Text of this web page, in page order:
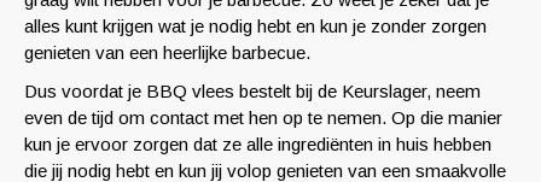
alles kunt krijgen wat je nodig hebt en kun je zonder zorgen
genieten van een heerlijke barbecue.
Dus voordat je BBQ vlees bestelt bij de Keurslager, neem
even de tijd om contact met hen op te nemen. Op die manier
kun je ervoor zorgen dat ze alle ingrediënten in huis hebben
die jij nodig hebt en kun jij volop genieten van een smaakvolle